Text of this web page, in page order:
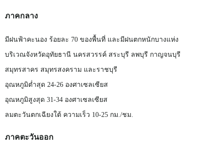
ภาคกลาง
มีฝนฟ้าคะนอง ร้อยละ 70 ของพื้นที่ และมีฝนตกหนักบางแห่ง
บริเวณจังหวัดอุทัยธานี นครสวรรค์ สระบุรี ลพบุรี กาญจนบุรี
สมุทรสาคร สมุทรสงคราม และราชบุรี
อุณหภูมิต่ำสุด 24-26 องศาเซลเซียส
อุณหภูมิสูงสุด 31-34 องศาเซลเซียส
ลมตะวันตกเฉียงใต้ ความเร็ว 10-25 กม./ชม.
ภาคตะวันออก